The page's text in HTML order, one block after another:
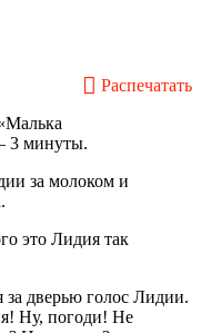
Распечатать
3 минуты.
за молоком и
это Лидия так
дверью голос Лидии.
Ну, погоди! Не